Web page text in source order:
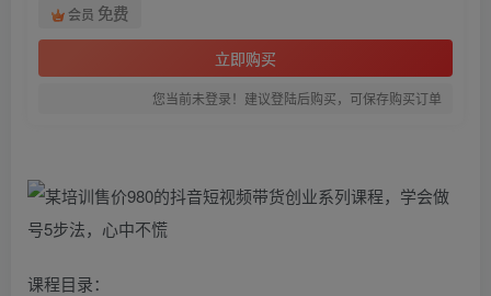
会员 免费
立即购买
您当前未登录！建议登陆后购买，可保存购买订单
课程目录：